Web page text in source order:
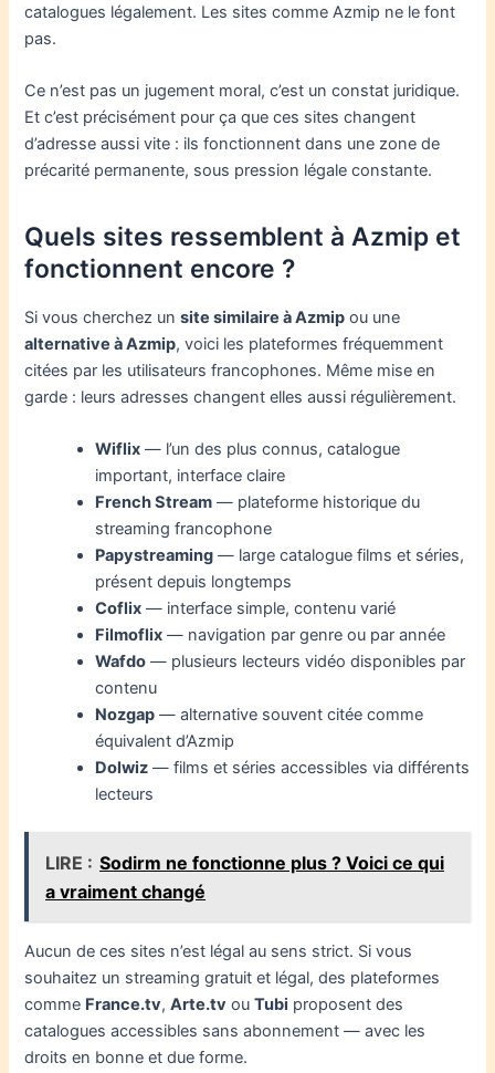
catalogues légalement. Les sites comme Azmip ne le font
pas.
Ce n’est pas un jugement moral, c’est un constat juridique.
Et c’est précisément pour ça que ces sites changent
d’adresse aussi vite : ils fonctionnent dans une zone de
précarité permanente, sous pression légale constante.
Quels sites ressemblent à Azmip et
fonctionnent encore ?
Si vous cherchez unsite similaire à Azmip ou une
alternative à Azmip, voici les plateformes fréquemment
citées par les utilisateurs francophones. Même mise en
garde : leurs adresses changent elles aussi régulièrement.
Wiflix — l’un des plus connus, catalogue
important, interface claire
French Stream — plateforme historique du
streaming francophone
Papystreaming — large catalogue films et séries,
présent depuis longtemps
Coflix — interface simple, contenu varié
Filmoflix — navigation par genre ou par année
Wafdo — plusieurs lecteurs vidéo disponibles par
contenu
Nozgap — alternative souvent citée comme
équivalent d’Azmip
Dolwiz — films et séries accessibles via différents
lecteurs
LIRE : Sodirm ne fonctionne plus ? Voici ce qui
a vraiment changé
Aucun de ces sites n’est légal au sens strict. Si vous
souhaitez un streaming gratuit et légal, des plateformes
comme France.tv,Arte.tv ouTubi proposent des
catalogues accessibles sans abonnement — avec les
droits en bonne et due forme.